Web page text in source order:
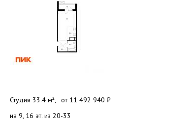
Студия 33.4 м², от 11 492 940 ₽
на 9, 16 эт. из 20-33